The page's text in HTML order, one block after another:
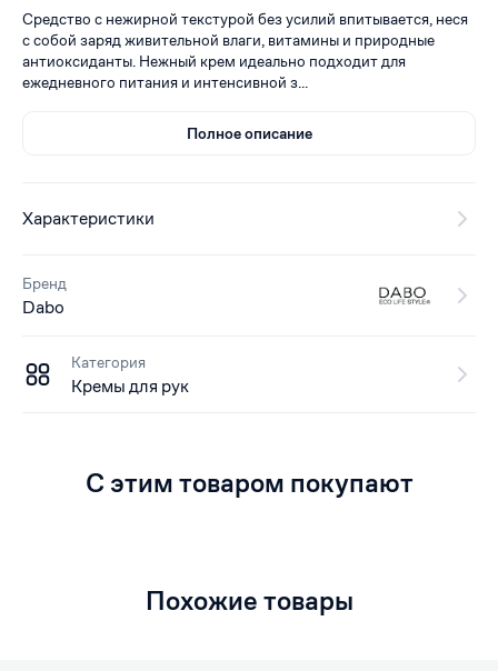
Средство с нежирной текстурой без усилий впитывается, неся
с собой заряд живительной влаги, витамины и природные
антиоксиданты. Нежный крем идеально подходит для
ежедневного питания и интенсивной з...
Полное описание
Характеристики
Бренд
Dabo
Категория
Кремы для рук
С этим товаром покупают
Похожие товары